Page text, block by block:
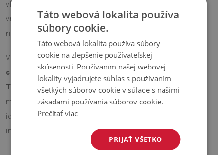
vlas je príjemný na dotyk a protišmyková silikónová
vrstva na spodnej strane zaručí bezpečné použitie bez
rizika pošmyknutia.
Vyberte si veľkosť, ktorá vám najlepšie vyhovuje –
cm alebo 90x60 cm
– a nechajte tento
koberček s
Tigria kožušina
rozžiariť váš priestor. Vďaka
modernému dizajnu a dekoratívnemu vzoru je koberec
ideálnym spôsobom, ako jednoducho a efektívne oživiť
interiér.
Táto webová lokalita používa
súbory cookie.
Táto webová lokalita používa súbory
cookie na zlepšenie používateľskej
skúsenosti. Používaním našej webovej
lokality vyjadrujete súhlas s používaním
všetkých súborov cookie v súlade s našimi
zásadami používania súborov cookie.
Prečítať viac
PRIJAŤ VŠETKO